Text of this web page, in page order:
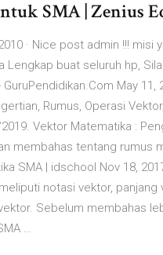
SMA | Zenius
· Nice post admin !!! misi
buat seluruh hp,
May 11,
Rumus, Operasi
Vektor Matematika :
membahas tentang rumus
SMA | idschool Nov 18,
notasi vektor, panjang
Sebelum membahas
…